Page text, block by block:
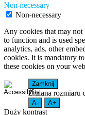
Non-necessary
Non-necessary
Any cookies that may not
to function and is used
analytics, ads, other
cookies. It is mandatory
these cookies on your
Zamknij
Zmiana rozmiaru
A- A+
Duży kontrast